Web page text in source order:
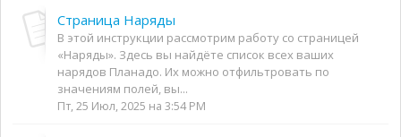
Страница Наряды
В этой инструкции рассмотрим работу со страницей
«Наряды». Здесь вы найдёте список всех ваших
нарядов Планадо. Их можно отфильтровать по
значениям полей, вы...
Пт, 25 Июл, 2025 на 3:54 PM